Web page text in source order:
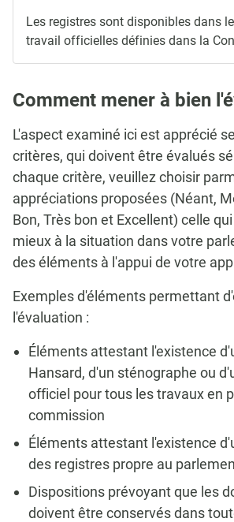
Les registres sont disponibles dans
travail officielles définies dans la
Comment mener à bien
L'aspect examiné ici est apprécié
critères, qui doivent être évalués
chaque critère, veuillez choisir
appréciations proposées (Néant,
Bon, Très bon et Excellent) celle
mieux à la situation dans votre
des éléments à l'appui de votre
Exemples d'éléments permettant
l'évaluation :
Éléments attestant l'existence
Hansard, d'un sténographe ou
officiel pour tous les travaux en
commission
Éléments attestant l'existence
des registres propre au
Dispositions prévoyant que les
doivent être conservés dans